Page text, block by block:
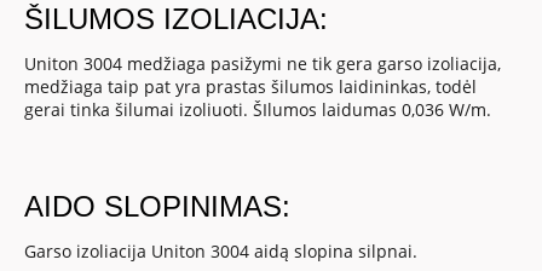
ŠILUMOS IZOLIACIJA:
Uniton 3004 medžiaga pasižymi ne tik gera garso izoliacija,
medžiaga taip pat yra prastas šilumos laidininkas, todėl
gerai tinka šilumai izoliuoti. ŠIlumos laidumas 0,036 W/m.
AIDO SLOPINIMAS:
Garso izoliacija Uniton 3004 aidą slopina silpnai.